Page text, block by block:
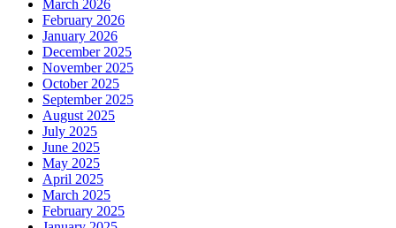
March 2026
February 2026
January 2026
December 2025
November 2025
October 2025
September 2025
August 2025
July 2025
June 2025
May 2025
April 2025
March 2025
February 2025